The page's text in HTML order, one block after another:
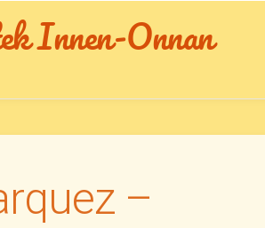
Innen-Onnan
–